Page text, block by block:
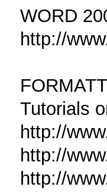
WORD
http://
Tutorials
http://
http://
http://